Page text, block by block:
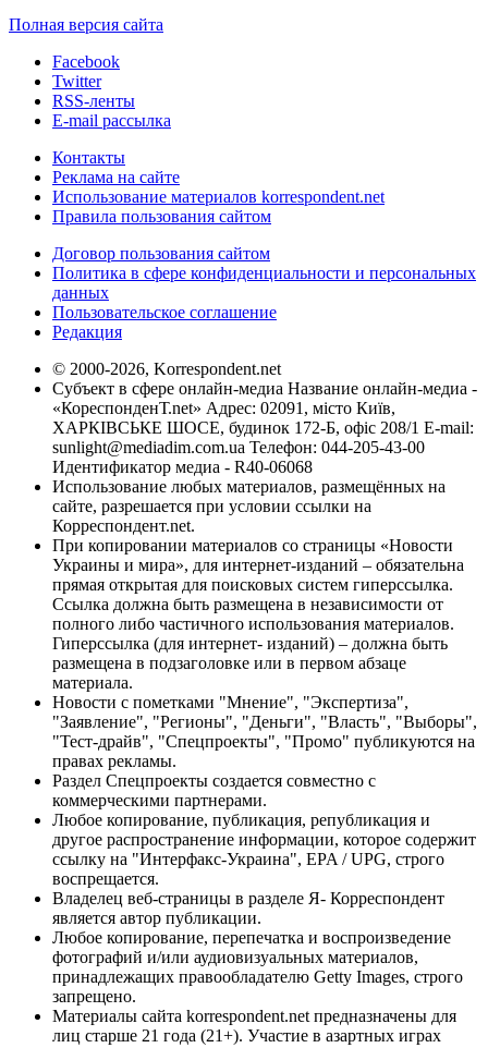
Полная версия сайта
Facebook
Twitter
RSS-ленты
E-mail рассылка
Контакты
Реклама на сайте
Использование материалов korrespondent.net
Правила пользования сайтом
Договор пользования сайтом
Политика в сфере конфиденциальности и персональных
данных
Пользовательское соглашение
Редакция
© 2000-2026, Korrespondent.net
Субъект в сфере онлайн-медиа Название онлайн-медиа -
«КореспонденТ.net» Адрес: 02091, місто Київ,
ХАРКІВСЬКЕ ШОСЕ, будинок 172-Б, офіс 208/1 E-mail:
sunlight@mediadim.com.ua Телефон: 044-205-43-00
Идентификатор медиа - R40-06068
Использование любых материалов, размещённых на
сайте, разрешается при условии ссылки на
Корреспондент.net.
При копировании материалов со страницы «Новости
Украины и мира», для интернет-изданий – обязательна
прямая открытая для поисковых систем гиперссылка.
Ссылка должна быть размещена в независимости от
полного либо частичного использования материалов.
Гиперссылка (для интернет- изданий) – должна быть
размещена в подзаголовке или в первом абзаце
материала.
Новости с пометками "Мнение", "Экспертиза",
"Заявление", "Регионы", "Деньги", "Власть", "Выборы",
"Тест-драйв", "Спецпроекты", "Промо" публикуются на
правах рекламы.
Раздел Спецпроекты создается совместно с
коммерческими партнерами.
Любое копирование, публикация, републикация и
другое распространение информации, которое содержит
ссылку на "Интерфакс-Украина", EPA / UPG, строго
воспрещается.
Владелец веб-страницы в разделе Я- Корреспондент
является автор публикации.
Любое копирование, перепечатка и воспроизведение
фотографий и/или аудиовизуальных материалов,
принадлежащих правообладателю Getty Images, строго
запрещено.
Материалы сайта korrespondent.net предназначены для
лиц старше 21 года (21+). Участие в азартных играх